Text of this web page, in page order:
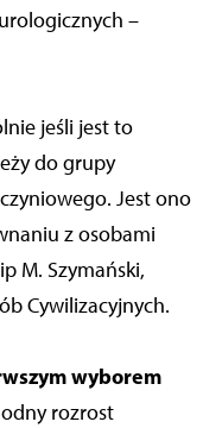
–
jeśli jest to
do grupy
Jest ono
z osobami
M. Szymański,
Cywilizacyjnych.
wyborem
rozrost